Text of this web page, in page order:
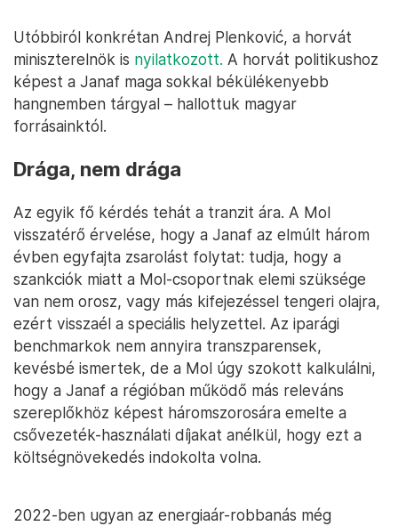
Utóbbiról konkrétan Andrej Plenković, a horvát
miniszterelnök is nyilatkozott. A horvát politikushoz
képest a Janaf maga sokkal békülékenyebb
hangnemben tárgyal – hallottuk magyar
forrásainktól.
Drága, nem drága
Az egyik fő kérdés tehát a tranzit ára. A Mol
visszatérő érvelése, hogy a Janaf az elmúlt három
évben egyfajta zsarolást folytat: tudja, hogy a
szankciók miatt a Mol-csoportnak elemi szüksége
van nem orosz, vagy más kifejezéssel tengeri olajra,
ezért visszaél a speciális helyzettel. Az iparági
benchmarkok nem annyira transzparensek,
kevésbé ismertek, de a Mol úgy szokott kalkulálni,
hogy a Janaf a régióban működő más releváns
szereplőkhöz képest háromszorosára emelte a
csővezeték-használati díjakat anélkül, hogy ezt a
költségnövekedés indokolta volna.
2022-ben ugyan az energiaár-robbanás még